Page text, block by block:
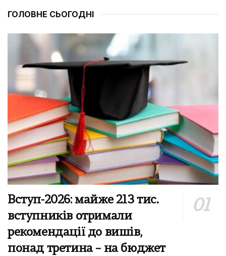
ГОЛОВНЕ СЬОГОДНІ
Вступ-2026: майже 213 тис.
вступників отримали
рекомендації до вишів,
понад третина – на бюджет